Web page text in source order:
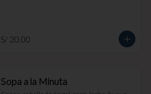
S/ 20.00
Sopa a la Minuta